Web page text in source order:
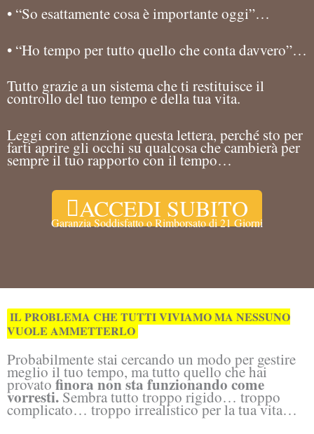
• “So esattamente cosa è importante oggi”…
• “Ho tempo per tutto quello che conta davvero”…
Tutto grazie a un sistema che ti restituisce il
controllo del tuo tempo e della tua vita.
Leggi con attenzione questa lettera, perché sto per
farti aprire gli occhi su qualcosa che cambierà per
sempre il tuo rapporto con il tempo…
ACCEDI SUBITO
Garanzia Soddisfatto o Rimborsato di 21 Giorni
IL PROBLEMA CHE TUTTI VIVIAMO MA NESSUNO
VUOLE AMMETTERLO
Probabilmente stai cercando un modo per gestire
meglio il tuo tempo, ma tutto quello che hai
provato finora non sta funzionando come
vorresti. Sembra tutto troppo rigido… troppo
complicato… troppo irrealistico per la tua vita…